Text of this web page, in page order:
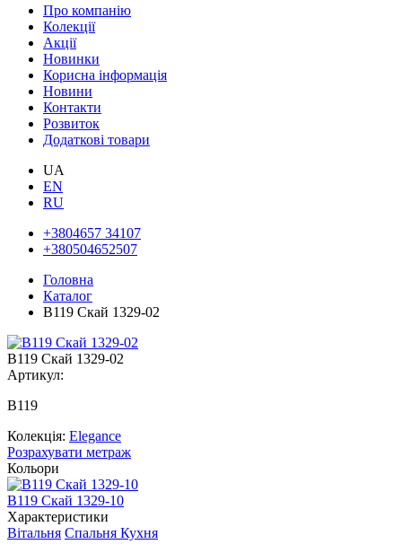
Про компанію
Колекції
Акції
Новинки
Корисна інформація
Новини
Контакти
Розвиток
Додаткові товари
UA
EN
RU
+3804657 34107
+380504652507
Головна
Каталог
В119 Скай 1329-02
В119 Скай 1329-02
Артикул:
В119
Колекція: Elegance
Розрахувати метраж
Кольори
В119 Скай 1329-10
Характеристики
Вітальня Спальня Кухня